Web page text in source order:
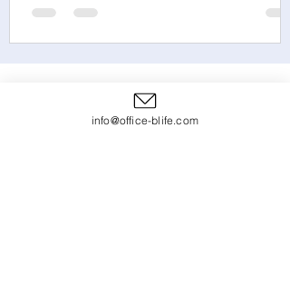
FP協会HPお役立ち
リンクはこちら
info@office-blife.com